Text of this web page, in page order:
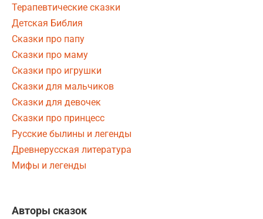
Терапевтические сказки
Детская Библия
Сказки про папу
Сказки про маму
Сказки про игрушки
Сказки для мальчиков
Сказки для девочек
Сказки про принцесс
Русские былины и легенды
Древнерусская литература
Мифы и легенды
Авторы сказок